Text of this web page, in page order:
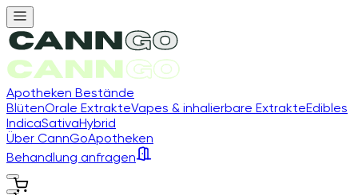
Apotheken Bestände
BlütenOrale ExtrakteVapes & inhalierbare ExtrakteEdibles
IndicaSativaHybrid
Über CannGoApotheken
Behandlung anfragen